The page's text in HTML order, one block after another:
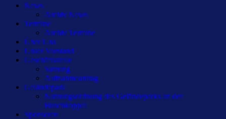
News
Archiv News
Termine
Archiv Termine
Über Uns
Unser Vorstand
Geschäftsstelle
Satzung
Aufnahmeantrag
Geländepark
Nutzungsordnung des Geländeparks an der
Buschkoppel
Sponsoren